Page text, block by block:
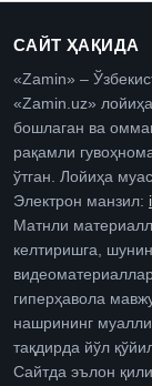
САЙТ ҲАҚИДА
«Zamin» –
«Zamin.uz»
бошлаган ва
рақамли
ўтган. Лойиҳа
Электрон манзил:
Матнли
келтиришга,
гиперҳавола
нашрининг
тақдирда йўл
Сайтда эълон